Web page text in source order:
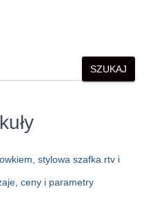
SZUKAJ
stylowa szafka rtv i
ceny i parametry